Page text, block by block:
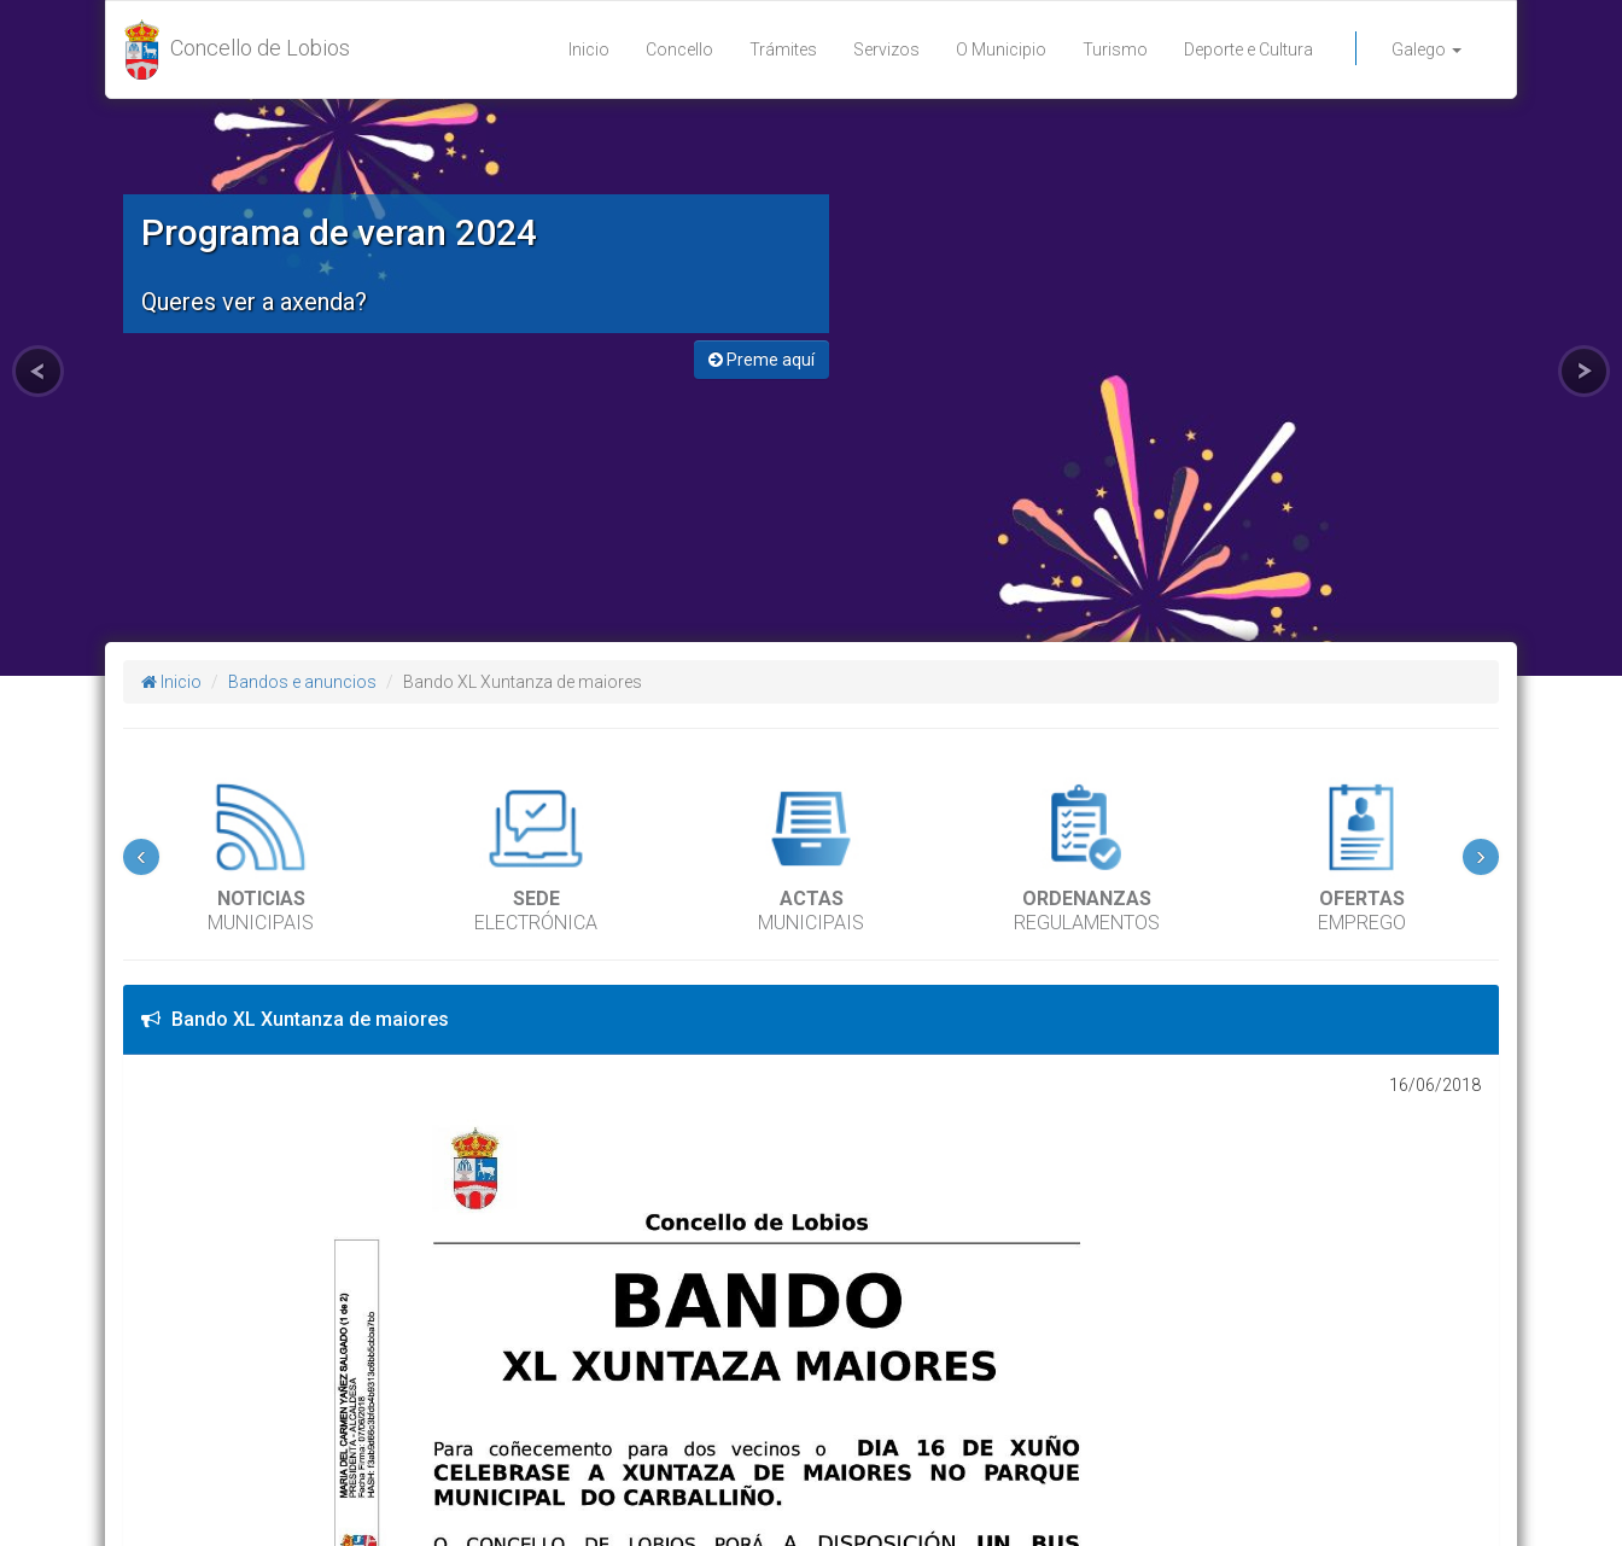
Concello de Lobios Inicio Concello Trámites Servizos O Municipio Turismo Deporte e Cultura Galego
Programa de veran 2024
Queres ver a axenda?
Preme aquí
Inicio Bandos e anuncios Bando XL Xuntanza de maiores
NOTICIAS
MUNICIPAIS
SEDE
ELECTRÓNICA
ACTAS
MUNICIPAIS
ORDENANZAS
REGULAMENTOS
OFERTAS
EMPREGO
‹ ›
Bando XL Xuntanza de maiores
16/06/2018